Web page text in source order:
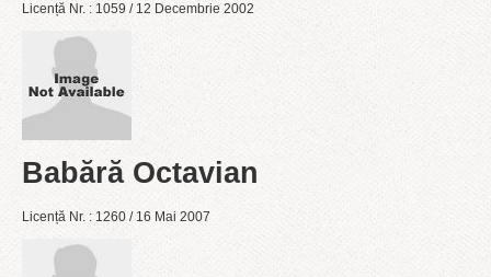
Licență Nr. : 1059 / 12 Decembrie 2002
Babără Octavian
Licență Nr. : 1260 / 16 Mai 2007